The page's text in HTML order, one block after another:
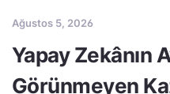
Ağustos 5, 2026
Yapay Zekânın
Görünmeyen